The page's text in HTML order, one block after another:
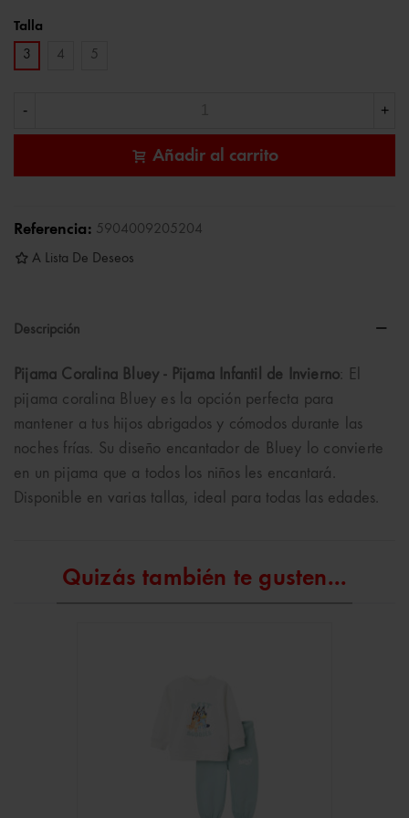
Talla
3
4 5
- +
Añadir al carrito
Referencia: 5904009205204
A Lista De Deseos
Descripción
Pijama Coralina Bluey - Pijama Infantil de Invierno: El
pijama coralina Bluey es la opción perfecta para
mantener a tus hijos abrigados y cómodos durante las
noches frías. Su diseño encantador de Bluey lo convierte
en un pijama que a todos los niños les encantará.
Disponible en varias tallas, ideal para todas las edades.
Quizás también te gusten...